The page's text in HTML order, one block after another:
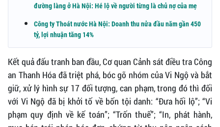
đường làng ở Hà Nội: Hé lộ về người từng là chủ nợ của mẹ
Công ty Thoát nước Hà Nội: Doanh thu nửa đầu năm gần 450
tỷ, lợi nhuận tăng 14%
Kết quả đấu tranh ban đầu, Cơ quan Cảnh sát điều tra Công
an Thanh Hóa đã triệt phá, bóc gỡ nhóm của Vi Ngộ và bắt
giữ, xử lý hình sự 17 đối tượng, can phạm, trong đó thì đối
với Vi Ngộ đã bị khởi tố về bốn tội danh: “Đưa hối lộ”; “Vi
phạm quy định về kế toán”; “Trốn thuế”; “In, phát hành,